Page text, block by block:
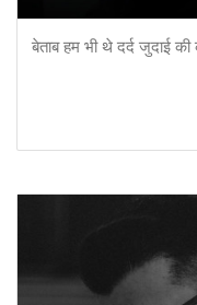
बेताब हम भी थे दर्द जुदाई